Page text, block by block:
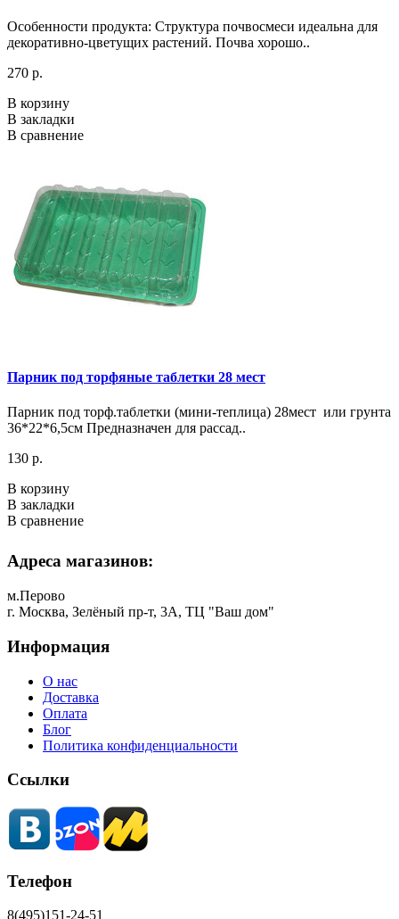
Особенности продукта: Структура почвосмеси идеальна для
декоративно-цветущих растений. Почва хорошо..
270 р.
В корзину
В закладки
В сравнение
Парник под торфяные таблетки 28 мест
Парник под торф.таблетки (мини-теплица) 28мест или грунта
36*22*6,5см Предназначен для рассад..
130 р.
В корзину
В закладки
В сравнение
Адреса магазинов:
м.Перово
г. Москва, Зелёный пр-т, 3А, ТЦ "Ваш дом"
Информация
О нас
Доставка
Оплата
Блог
Политика конфиденциальности
Ссылки
Телефон
8(495)151-24-51